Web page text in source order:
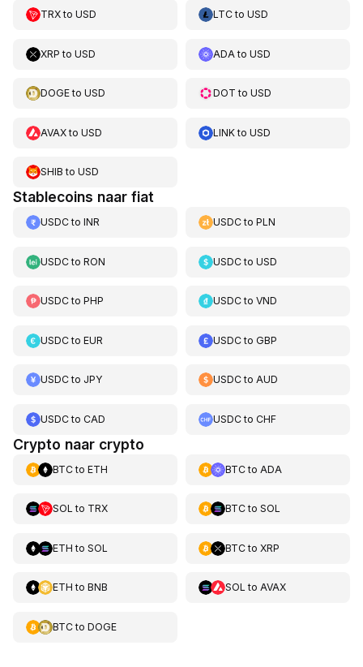
TRXto USD LTCtoUSD
XRP to USD ADA toUSD
DOGEto USD DOT toUSD
AVAXto USD LINKtoUSD
SHIB to USD
Stablecoins naar fiat
USDCto INR USDCtoPLN
USDCto RON USDCtoUSD
USDCto PHP USDCtoVND
USDCto EUR USDCtoGBP
USDCto JPY USDCtoAUD
USDCto CAD USDCtoCHF
Crypto naar crypto
BTCto ETH BTCto ADA
SOL to TRX BTCto SOL
ETH to SOL BTCto XRP
ETH to BNB SOL to AVAX
BTCto DOGE